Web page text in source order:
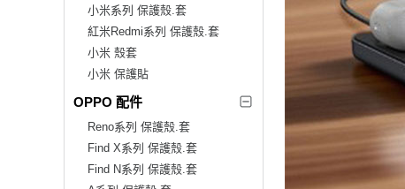
小米系列 保護殼.套
紅米Redmi系列 保護殼.套
小米 殼套
小米 保護貼
OPPO 配件
Reno系列 保護殼.套
Find X系列 保護殼.套
Find N系列 保護殼.套